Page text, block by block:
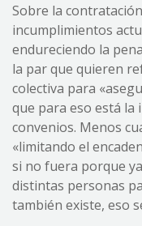
Sobre la
incumplimientos
endureciendo la
la par que quieren
colectiva para
que para eso está la
convenios. Menos
«limitando el
si no fuera porque
distintas personas
también existe, eso